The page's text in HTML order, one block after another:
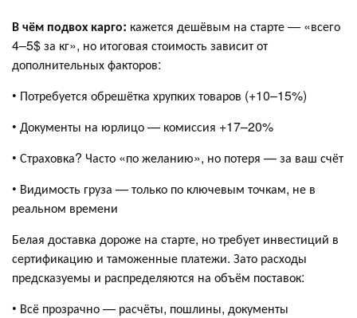
В чём подвох карго: кажется дешёвым на старте — «всего
4–5$ за кг», но итоговая стоимость зависит от
дополнительных факторов:
• Потребуется обрешётка хрупких товаров (+10–15%)
• Документы на юрлицо — комиссия +17–20%
• Страховка? Часто «по желанию», но потеря — за ваш счёт
• Видимость груза — только по ключевым точкам, не в
реальном времени
Белая доставка дороже на старте, но требует инвестиций в
сертификацию и таможенные платежи. Зато расходы
предсказуемы и распределяются на объём поставок:
• Всё прозрачно — расчёты, пошлины, документы